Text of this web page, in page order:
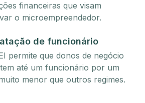
financeiras que visam
o microempreendedor.
de funcionário
permite que donos de negócio
até um funcionário por um
menor que outros regimes.